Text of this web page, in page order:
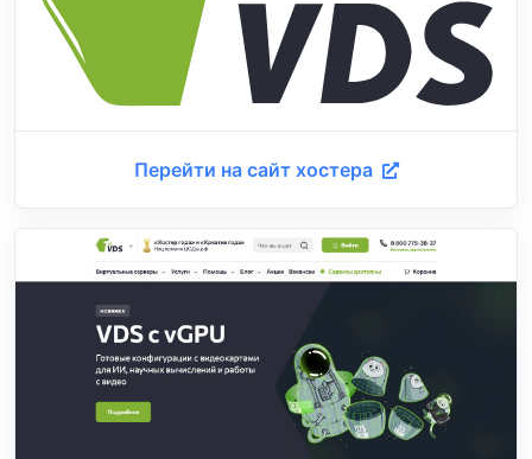
Перейти на сайт хостера